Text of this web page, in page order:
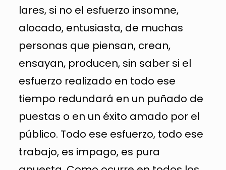
lares, si no el esfuerzo insomne,
alocado, entusiasta, de muchas
personas que piensan, crean,
ensayan, producen, sin saber si el
esfuerzo realizado en todo ese
tiempo redundará en un puñado de
puestas o en un éxito amado por el
público. Todo ese esfuerzo, todo ese
trabajo, es impago, es pura